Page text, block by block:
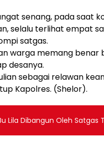
senang, pada saat
selalu terlihat empat
satgas.
warga memang
desanya.
sebagai relawan
Kapolres. (Shelor).
Lila Dibangun Oleh Satgas